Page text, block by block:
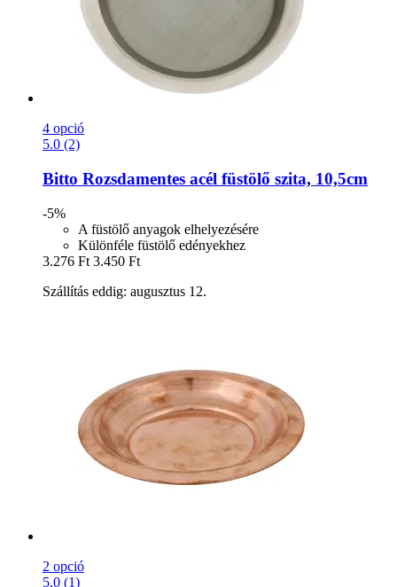
4 opció
5.0 (2)
Bitto Rozsdamentes acél füstölő szita, 10,5cm
-5%
A füstölő anyagok elhelyezésére
Különféle füstölő edényekhez
3.276 Ft 3.450 Ft
Szállítás eddig: augusztus 12.
2 opció
5.0 (1)